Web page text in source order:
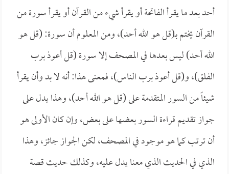
أحد بعد ما يقرأ الفاتحة أو يقرأ شيء من القرآن أو يقرأ سورة من
القرآن يختم بـ(قل هو الله أحد)، ومن المعلوم أن سورة: (قل هو
الله أحد) ليس بعدها في المصحف إلا سورة (قل أعوذ برب
الفلق)، و(قل أعوذ برب الناس)، فمعنى هذا: أنه لا بد وأن يقرأ
شيئاً من السور المتقدمة على (قل هو الله أحد)، وهذا يدل على
جواز تقديم قراءة السور بعضها على بعض، وإن كان الأولى هو
أن ترتب كما هو موجود في المصحف، لكن الجواز جائز، وهذا
الذي في الحديث الذي معنا يدل عليه، وكذلك حديث قصة